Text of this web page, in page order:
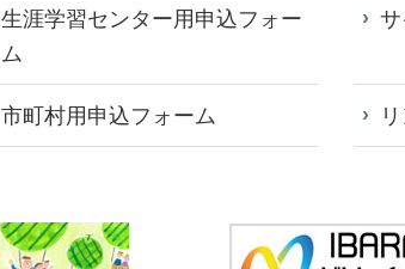
生涯学習センター用申込フォー
ム
市町村用申込フォーム